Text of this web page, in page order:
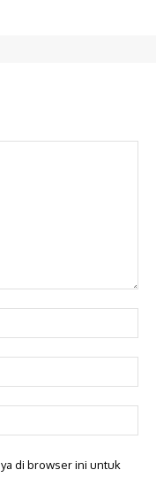
di browser ini untuk